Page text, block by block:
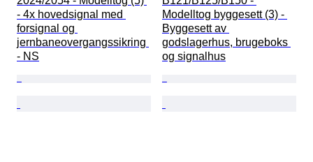
- 4x hovedsignal med
forsignal og
jernbaneovergangssikring
- NS
Modelltog byggesett (3) -
Byggesett av
godslagerhus, brugeboks
og signalhus